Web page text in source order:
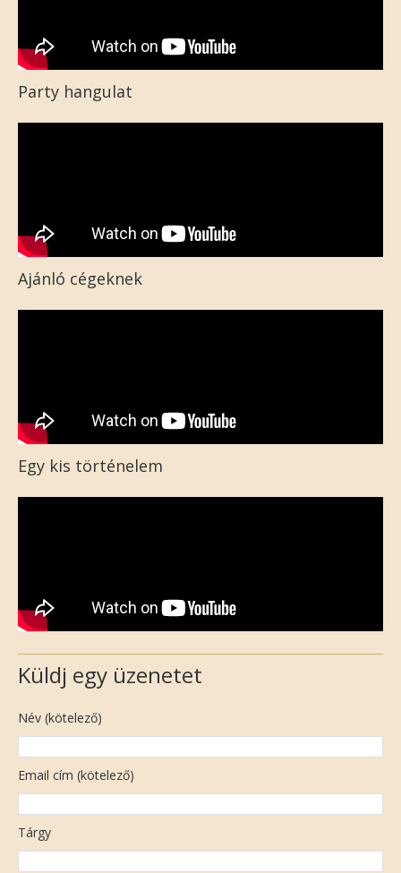
Party hangulat
Ajánló cégeknek
Egy kis történelem
Küldj egy üzenetet
Név (kötelező)
Email cím (kötelező)
Tárgy